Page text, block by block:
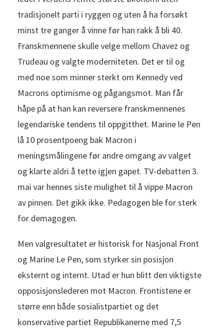
tradisjonelt parti i ryggen og uten å ha forsøkt
minst tre ganger å vinne før han rakk å bli 40.
Franskmennene skulle velge mellom Chavez og
Trudeau og valgte moderniteten. Det er til og
med noe som minner sterkt om Kennedy ved
Macrons optimisme og pågangsmot. Man får
håpe på at han kan reversere franskmennenes
legendariske tendens til oppgitthet. Marine le Pen
lå 10 prosentpoeng bak Macron i
meningsmålingene før andre omgang av valget
og klarte aldri å tette igjen gapet. TV-debatten 3.
mai var hennes siste mulighet til å vippe Macron
av pinnen. Det gikk ikke. Pedagogen ble for sterk
for demagogen.
Men valgresultatet er historisk for Nasjonal Front
og Marine Le Pen, som styrker sin posisjon
eksternt og internt. Utad er hun blitt den viktigste
opposisjonslederen mot Macron. Frontistene er
større enn både sosialistpartiet og det
konservative partiet Republikanerne med 7,5